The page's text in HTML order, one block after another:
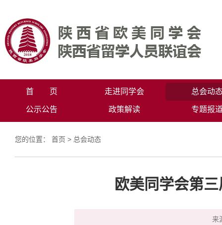
首 页 走进同学会 总会动
公示公告 政策解读 专题报
您的位置： 首页 > 总会动态
欧美同学会第
来